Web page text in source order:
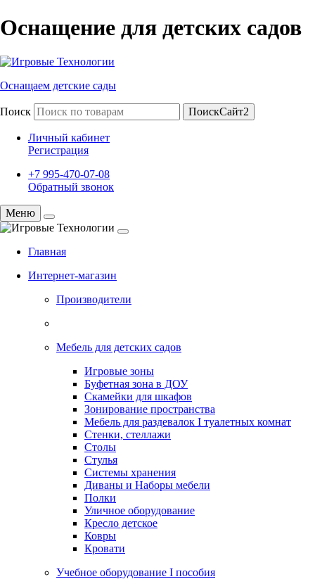
Оснащение для детских садов
Оснащаем детские сады
Поиск ПоискСайт2
Личный кабинет
Регистрация
+7 995-470-07-08
Обратный звонок
Меню
Главная
Интернет-магазин
Производители
Мебель для детских садов
Игровые зоны
Буфетная зона в ДОУ
Скамейки для шкафов
Зонирование пространства
Мебель для раздевалок I туалетных комнат
Стенки, стеллажи
Столы
Стулья
Системы хранения
Диваны и Наборы мебели
Полки
Уличное оборудование
Кресло детское
Ковры
Кровати
Учебное оборудование I пособия